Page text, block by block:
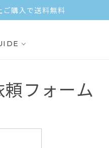
購入で送料無料
フォーム